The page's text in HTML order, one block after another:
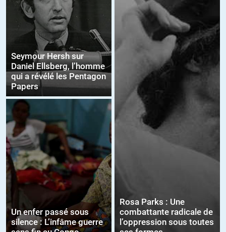
Seymour Hersh sur
Daniel Ellsberg, l’homme
qui a révélé les Pentagon
Papers
Un enfer passé sous
silence : L’infâme guerre
Rosa Parks : Une
combattante radicale de
l’oppression sous toutes